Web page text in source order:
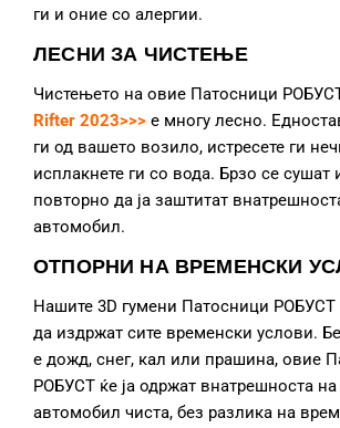
ги и оние со алергии.
ЛЕСНИ ЗА ЧИСТЕЊЕ
Чистењето на овие Патосници
Rifter 2023>>> е многу лесно.
ги од вашето возило, истресете ги
исплакнете ги со вода. Брзо се сушат
повторно да ја заштитат
автомобил.
ОТПОРНИ НА ВРЕМЕНСКИ
Нашите 3D гумени Патосници РОБУСТ
да издржат сите временски услови.
е дожд, снег, кал или прашина, овие
РОБУСТ ќе ја одржат внатрешноста
автомобил чиста, без разлика на